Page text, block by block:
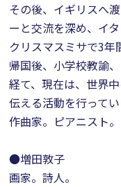
その後、イギリスへ
ーと交流を深め、イ
クリスマスミサで3年
帰国後、小学校教諭
経て、現在は、世界
伝える活動を行ってい
作曲家。ピアニスト
●増田敦子
画家。詩人。